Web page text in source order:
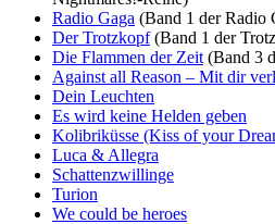
Radio Gaga (Band 1 der Radio
Der Trotzkopf (Band 1 der
Die Flammen der Zeit (Band 3
Against all Reason – Mit dir
Dein Leuchten
Es wird keine Helden geben
Kolibriküsse (Kiss of your
Luca & Allegra
Schattenzwillinge
Turion
We could be heroes